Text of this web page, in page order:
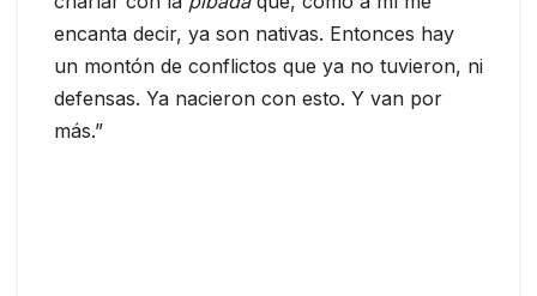
encanta decir, ya son nativas. Entonces hay
un montón de conflictos que ya no tuvieron, ni
defensas. Ya nacieron con esto. Y van por
más.”